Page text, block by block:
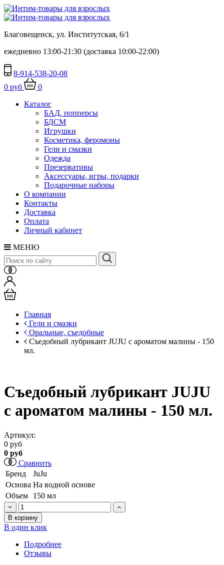
Благовещенск, ул. Институтская, 6/1
ежедневно 13:00-21:30 (доставка 10:00-22:00)
8-914-538-20-08
0 руб
0
Каталог
БАД, попперсы
БДСМ
Игрушки
Косметика, феромоны
Гели и смазки
Одежда
Презервативы
Аксессуары, игры, подарки
Подарочные наборы
О компании
Контакты
Доставка
Оплата
Личный кабинет
МЕНЮ
Главная
Гели и смазки
Оральные, съедобные
Съедобный лубрикант JUJU с ароматом малины - 150
мл.
Съедобный лубрикант JUJU
с ароматом малины - 150 мл.
Артикул:
0 руб
0 руб
Сравнить
Бренд
JuJu
Основа На водной основе
Объем
150 мл
В корзину
В один клик
Подробнее
Отзывы